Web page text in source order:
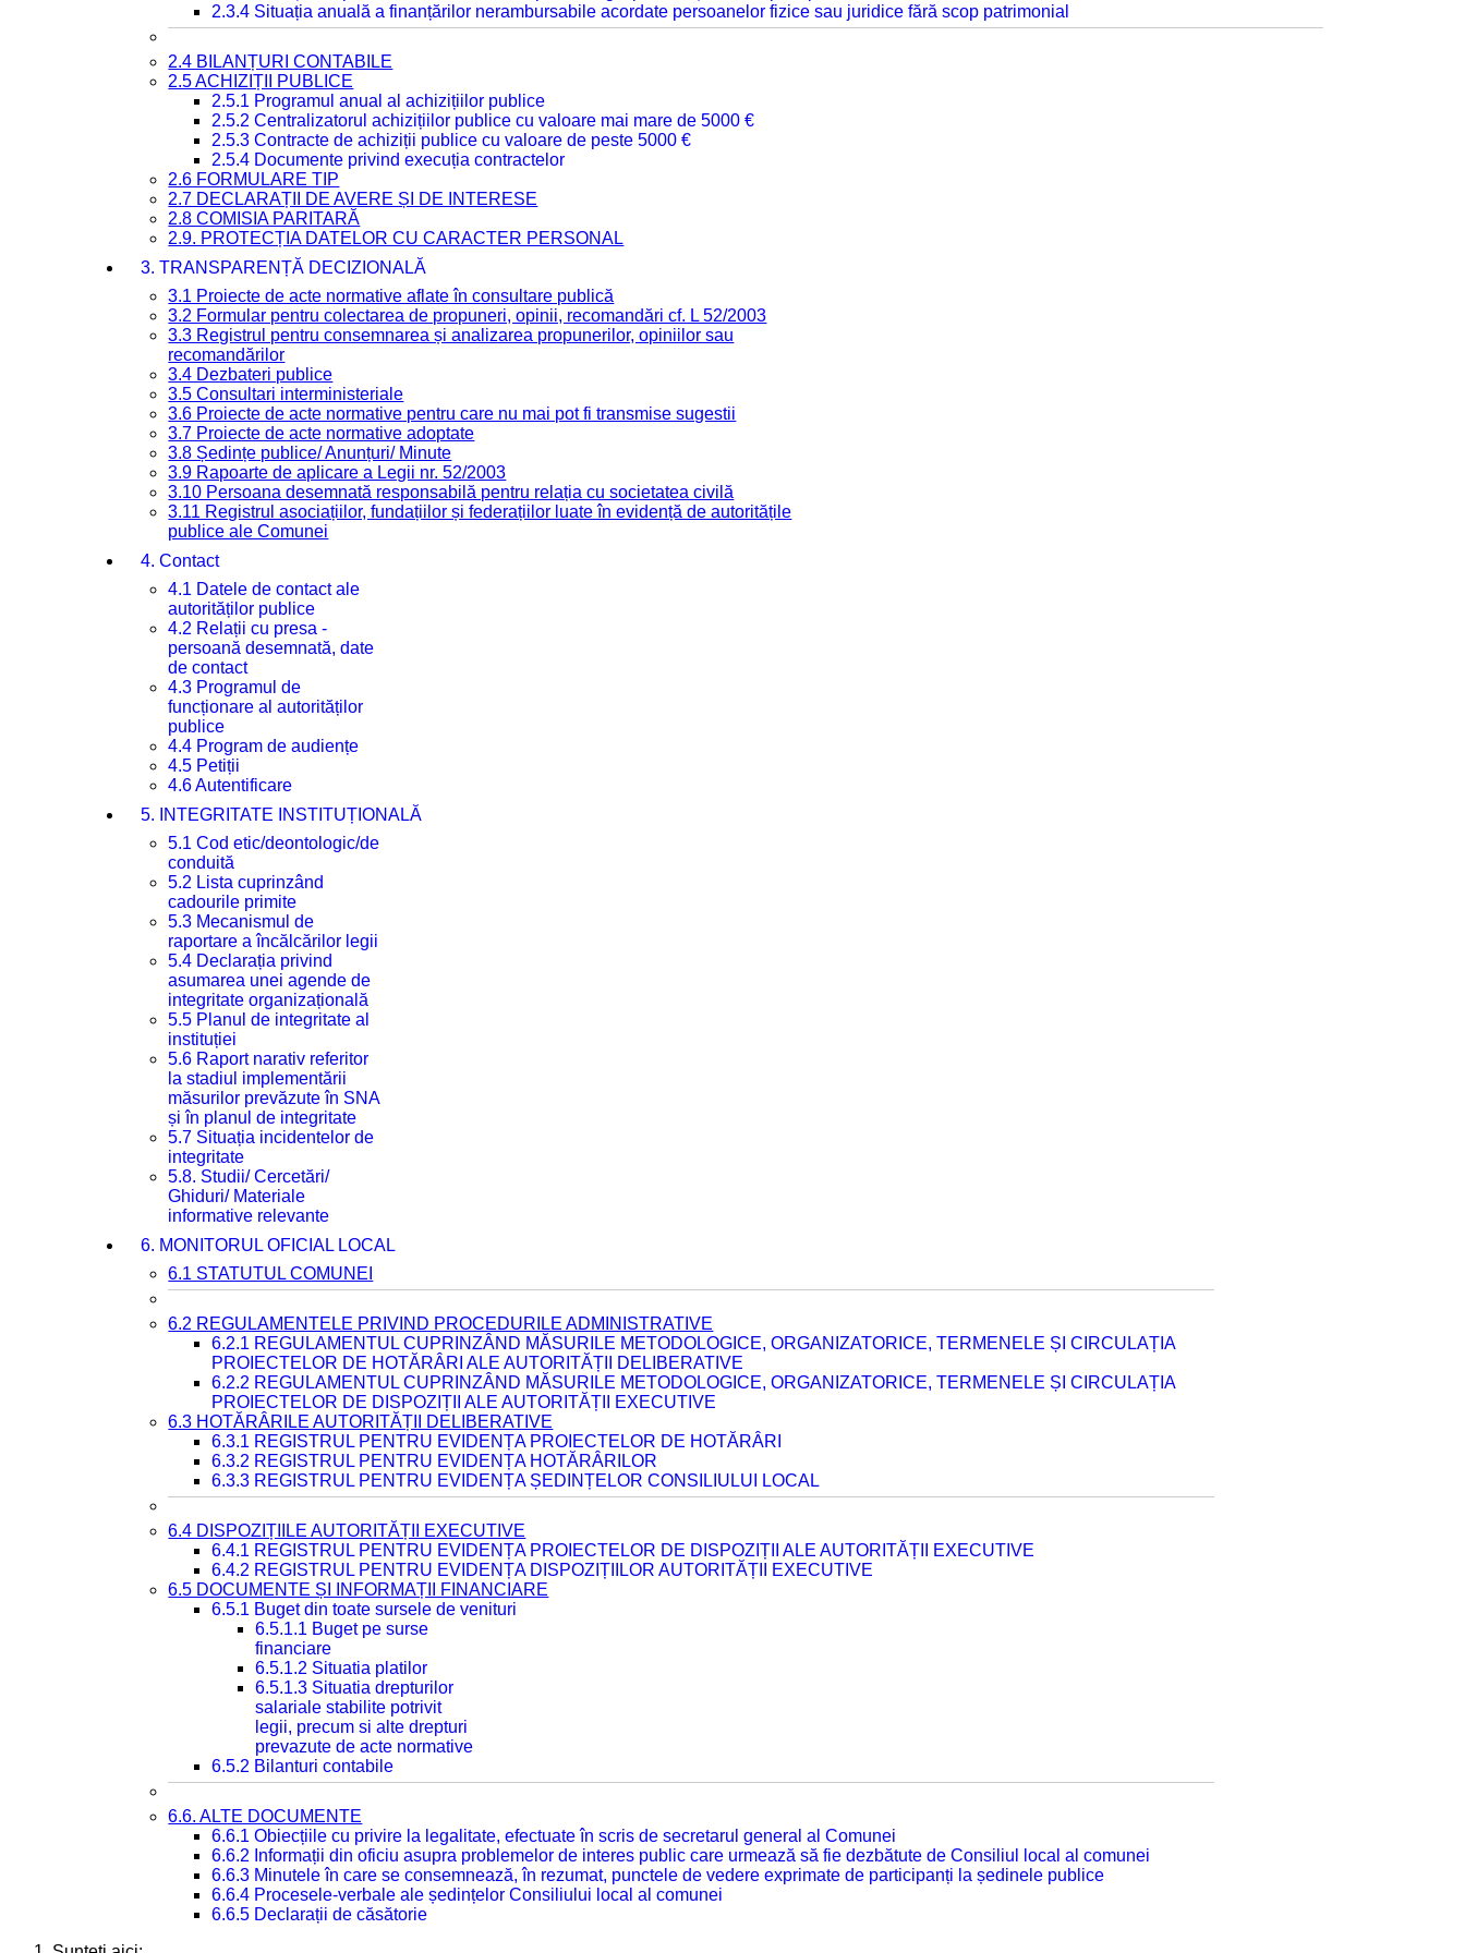
2.3.4 Situația anuală a finanțărilor nerambursabile acordate persoanelor fizice sau juridice fără scop patrimonial
2.4 BILANȚURI CONTABILE
2.5 ACHIZIȚII PUBLICE
2.5.1 Programul anual al achizițiilor publice
2.5.2 Centralizatorul achizițiilor publice cu valoare mai mare de 5000 €
2.5.3 Contracte de achiziții publice cu valoare de peste 5000 €
2.5.4 Documente privind execuția contractelor
2.6 FORMULARE TIP
2.7 DECLARAȚII DE AVERE ȘI DE INTERESE
2.8 COMISIA PARITARĂ
2.9. PROTECȚIA DATELOR CU CARACTER PERSONAL
3. TRANSPARENȚĂ DECIZIONALĂ
3.1 Proiecte de acte normative aflate în consultare publică
3.2 Formular pentru colectarea de propuneri, opinii, recomandări cf. L 52/2003
3.3 Registrul pentru consemnarea și analizarea propunerilor, opiniilor sau
recomandărilor
3.4 Dezbateri publice
3.5 Consultari interministeriale
3.6 Proiecte de acte normative pentru care nu mai pot fi transmise sugestii
3.7 Proiecte de acte normative adoptate
3.8 Ședințe publice/ Anunțuri/ Minute
3.9 Rapoarte de aplicare a Legii nr. 52/2003
3.10 Persoana desemnată responsabilă pentru relația cu societatea civilă
3.11 Registrul asociațiilor, fundațiilor și federațiilor luate în evidență de autoritățile
publice ale Comunei
4. Contact
4.1 Datele de contact ale
autorităților publice
4.2 Relații cu presa -
persoană desemnată, date
de contact
4.3 Programul de
funcționare al autorităților
publice
4.4 Program de audiențe
4.5 Petiții
4.6 Autentificare
5. INTEGRITATE INSTITUȚIONALĂ
5.1 Cod etic/deontologic/de
conduită
5.2 Lista cuprinzând
cadourile primite
5.3 Mecanismul de
raportare a încălcărilor legii
5.4 Declarația privind
asumarea unei agende de
integritate organizațională
5.5 Planul de integritate al
instituției
5.6 Raport narativ referitor
la stadiul implementării
măsurilor prevăzute în SNA
și în planul de integritate
5.7 Situația incidentelor de
integritate
5.8. Studii/ Cercetări/
Ghiduri/ Materiale
informative relevante
6. MONITORUL OFICIAL LOCAL
6.1 STATUTUL COMUNEI
6.2 REGULAMENTELE PRIVIND PROCEDURILE ADMINISTRATIVE
6.2.1 REGULAMENTUL CUPRINZÂND MĂSURILE METODOLOGICE, ORGANIZATORICE, TERMENELE ȘI CIRCULAȚIA
PROIECTELOR DE HOTĂRÂRI ALE AUTORITĂȚII DELIBERATIVE
6.2.2 REGULAMENTUL CUPRINZÂND MĂSURILE METODOLOGICE, ORGANIZATORICE, TERMENELE ȘI CIRCULAȚIA
PROIECTELOR DE DISPOZIȚII ALE AUTORITĂȚII EXECUTIVE
6.3 HOTĂRÂRILE AUTORITĂȚII DELIBERATIVE
6.3.1 REGISTRUL PENTRU EVIDENȚA PROIECTELOR DE HOTĂRÂRI
6.3.2 REGISTRUL PENTRU EVIDENȚA HOTĂRÂRILOR
6.3.3 REGISTRUL PENTRU EVIDENȚA ȘEDINȚELOR CONSILIULUI LOCAL
6.4 DISPOZIȚIILE AUTORITĂȚII EXECUTIVE
6.4.1 REGISTRUL PENTRU EVIDENȚA PROIECTELOR DE DISPOZIȚII ALE AUTORITĂȚII EXECUTIVE
6.4.2 REGISTRUL PENTRU EVIDENȚA DISPOZIȚIILOR AUTORITĂȚII EXECUTIVE
6.5 DOCUMENTE ȘI INFORMAȚII FINANCIARE
6.5.1 Buget din toate sursele de venituri
6.5.1.1 Buget pe surse
financiare
6.5.1.2 Situatia platilor
6.5.1.3 Situatia drepturilor
salariale stabilite potrivit
legii, precum si alte drepturi
prevazute de acte normative
6.5.2 Bilanturi contabile
6.6. ALTE DOCUMENTE
6.6.1 Obiecțiile cu privire la legalitate, efectuate în scris de secretarul general al Comunei
6.6.2 Informații din oficiu asupra problemelor de interes public care urmează să fie dezbătute de Consiliul local al comunei
6.6.3 Minutele în care se consemnează, în rezumat, punctele de vedere exprimate de participanți la ședinele publice
6.6.4 Procesele-verbale ale ședințelor Consiliului local al comunei
6.6.5 Declarații de căsătorie